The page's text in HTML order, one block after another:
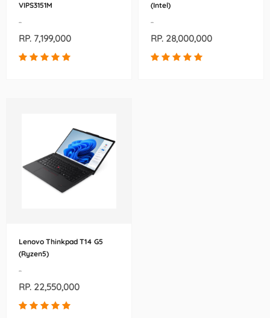
VIPS3151M
-
RP. 7,199,000
(Intel)
-
RP. 28,000,000
Lenovo Thinkpad T14 G5
(Ryzen5)
-
RP. 22,550,000